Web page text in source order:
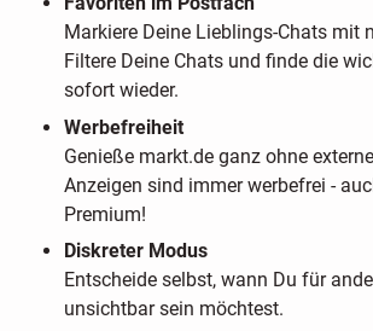
Markiere Deine Lieblings-Chats mit
Filtere Deine Chats und finde die
sofort wieder.
Werbefreiheit
Genieße markt.de ganz ohne
Anzeigen sind immer werbefrei -
Premium!
Diskreter Modus
Entscheide selbst, wann Du für
unsichtbar sein möchtest.